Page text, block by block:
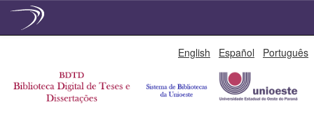
English Español Português